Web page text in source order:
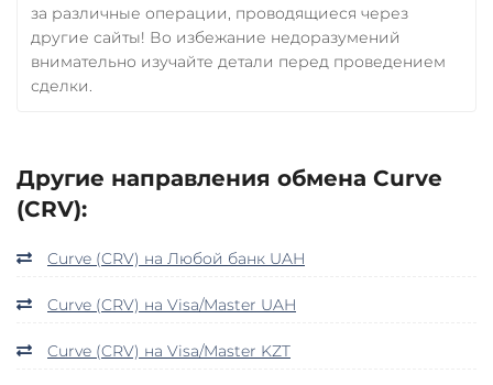
за различные операции, проводящиеся через
другие сайты! Во избежание недоразумений
внимательно изучайте детали перед проведением
сделки.
Другие направления обмена Curve
(CRV):
Curve (CRV) на Любой банк UAH
Curve (CRV) на Visa/Master UAH
Curve (CRV) на Visa/Master KZT